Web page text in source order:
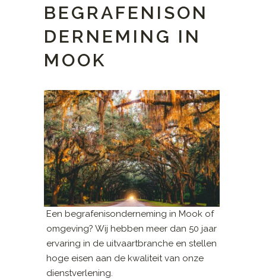
BEGRAFENISON
DERNEMING IN
MOOK
Een begrafenisonderneming in Mook of
omgeving? Wij hebben meer dan 50 jaar
ervaring in de uitvaartbranche en stellen
hoge eisen aan de kwaliteit van onze
dienstverlening.